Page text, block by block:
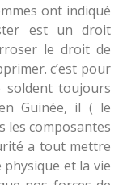
ont indiqué
est un droit
le droit de
c’est pour
soldent toujours
Guinée, il ( le
les composantes
a tout mettre
et la vie